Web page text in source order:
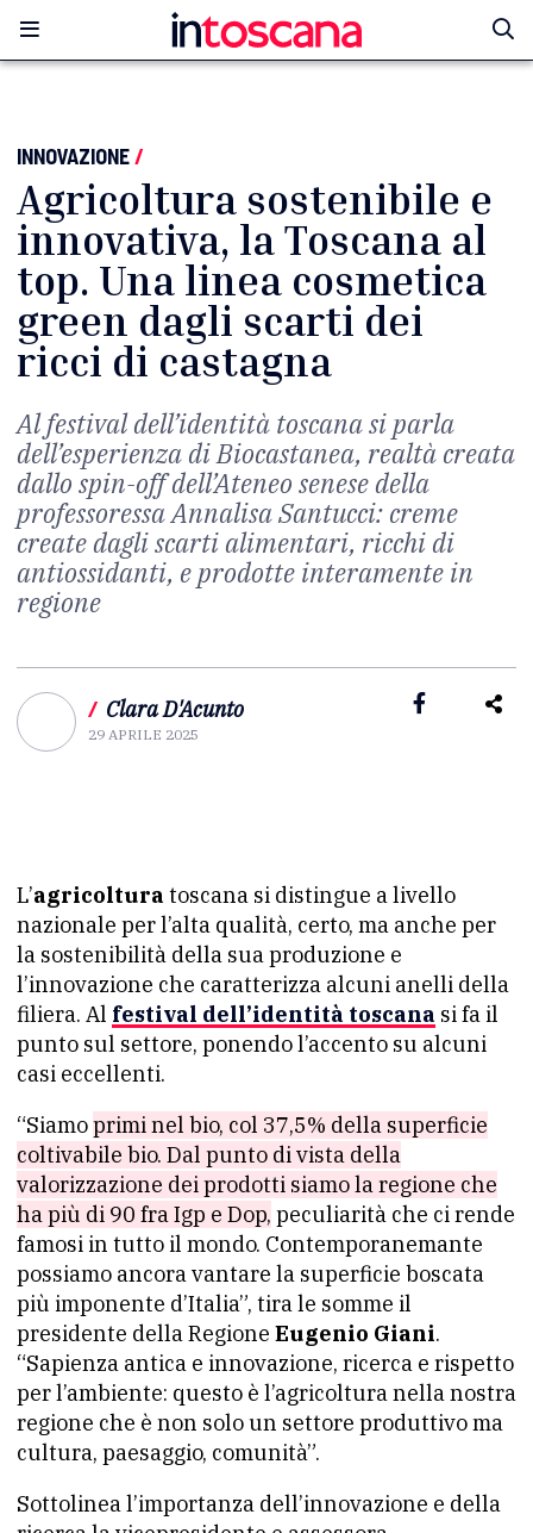
INNOVAZIONE/
Agricoltura sostenibile e
innovativa, la Toscana al
top. Una linea cosmetica
green dagli scarti dei
ricci di castagna
Al festival dell’identità toscana si parla
dell’esperienza di Biocastanea, realtà creata
dallo spin-off dell’Ateneo senese della
professoressa Annalisa Santucci: creme
create dagli scarti alimentari, ricchi di
antiossidanti, e prodotte interamente in
regione
/ Clara D'Acunto
29 APRILE 2025
L’agricoltura toscana si distingue a livello
nazionale per l’alta qualità, certo, ma anche per
la sostenibilità della sua produzione e
l’innovazione che caratterizza alcuni anelli della
filiera. Al festival dell’identità toscana si fa il
punto sul settore, ponendo l’accento su alcuni
casi eccellenti.
“Siamoprimi nel bio, col 37,5% della superficie
coltivabile bio. Dal punto di vista della
valorizzazione dei prodotti siamo la regione che
ha più di 90 fra Igp e Dop, peculiarità che ci rende
famosi in tutto il mondo. Contemporanemante
possiamo ancora vantare la superficie boscata
più imponente d’Italia”, tira le somme il
presidente della Regione Eugenio Giani.
“Sapienza antica e innovazione, ricerca e rispetto
per l’ambiente: questo è l’agricoltura nella nostra
regione che è non solo un settore produttivo ma
cultura, paesaggio, comunità”.
Sottolinea l’importanza dell’innovazione e della